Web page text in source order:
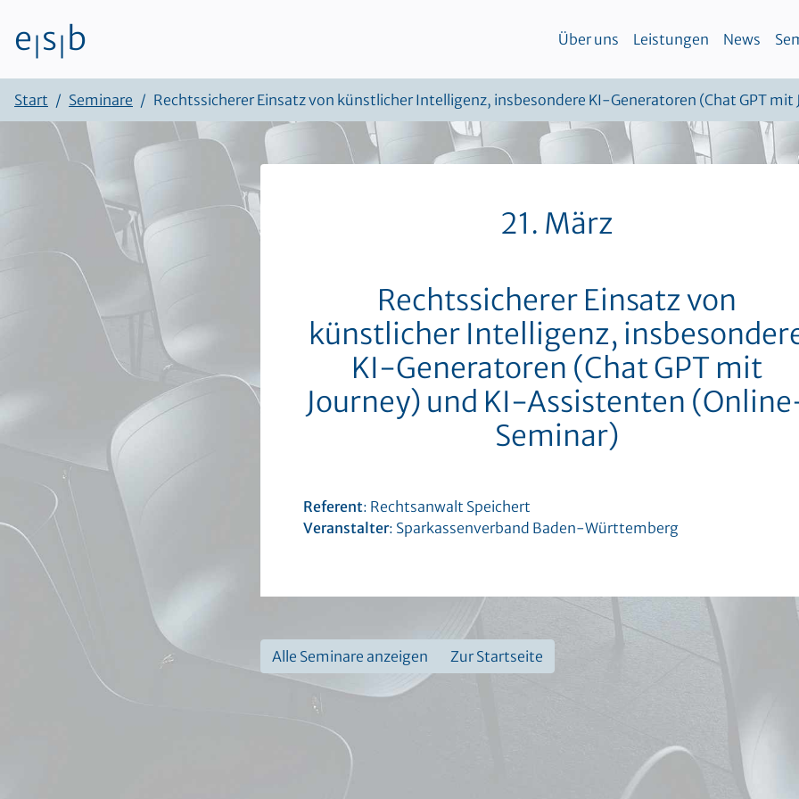
Zum Inhalt
e s b Über uns Leistungen News
Start Seminare Rechtssicherer Einsatz von künstlicher Intelligenz, insbesondere KI-Generatoren (Chat GPT
21. März
Rechtssicherer Einsatz von
künstlicher Intelligenz,
KI-Generatoren (Chat GPT mit
Journey) und KI-Assistenten
Seminar)
Referent: Rechtsanwalt Speichert
Veranstalter: Sparkassenverband Baden-Württemberg
Alle Seminare anzeigen Zur Startseite